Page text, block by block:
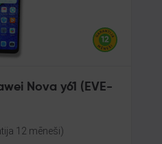
Nova y61 (EVE-
12 mēneši)